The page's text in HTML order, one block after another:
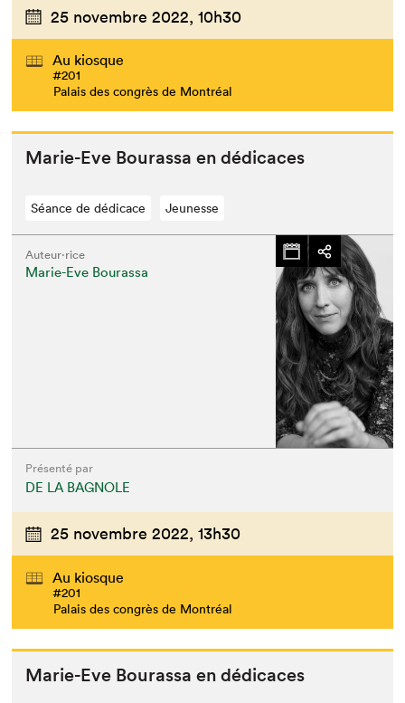
25 novembre 2022, 10h30
Au kiosque
#201
Palais des congrès de Montréal
Marie-Eve Bouras­sa en dédicaces
Séance de dédicace Jeunesse
Auteur·rice
Marie-Eve Bourassa
Présenté par
DE LA BAGNOLE
25 novembre 2022, 13h30
Au kiosque
#201
Palais des congrès de Montréal
Marie-Eve Bouras­sa en dédicaces